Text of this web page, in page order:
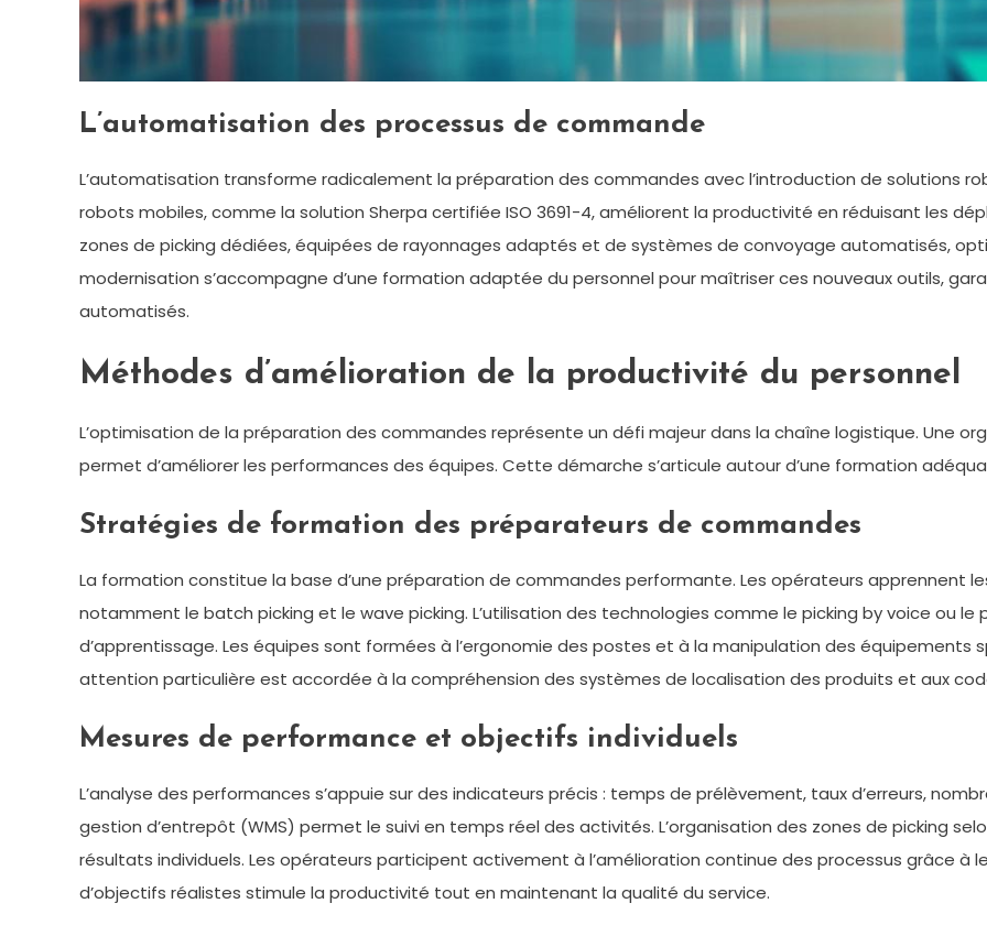
L’automatisation des processus de commande
L’automatisation transforme radicalement la préparation des commandes avec l’introduction de solutions
robots mobiles, comme la solution Sherpa certifiée ISO 3691-4, améliorent la productivité en réduisant les
zones de picking dédiées, équipées de rayonnages adaptés et de systèmes de convoyage automatisés,
modernisation s’accompagne d’une formation adaptée du personnel pour maîtriser ces nouveaux outils,
automatisés.
Méthodes d’amélioration de la productivité du personnel
L’optimisation de la préparation des commandes représente un défi majeur dans la chaîne logistique. Une
permet d’améliorer les performances des équipes. Cette démarche s’articule autour d’une formation
Stratégies de formation des préparateurs de commandes
La formation constitue la base d’une préparation de commandes performante. Les opérateurs apprennent
notamment le batch picking et le wave picking. L’utilisation des technologies comme le picking by voice ou
d’apprentissage. Les équipes sont formées à l’ergonomie des postes et à la manipulation des équipements
attention particulière est accordée à la compréhension des systèmes de localisation des produits et aux
Mesures de performance et objectifs individuels
L’analyse des performances s’appuie sur des indicateurs précis : temps de prélèvement, taux d’erreurs,
gestion d’entrepôt (WMS) permet le suivi en temps réel des activités. L’organisation des zones de picking
résultats individuels. Les opérateurs participent activement à l’amélioration continue des processus grâce à
d’objectifs réalistes stimule la productivité tout en maintenant la qualité du service.